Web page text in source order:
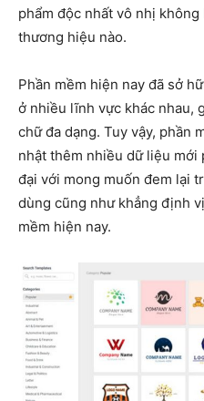
phẩm độc nhất vô nhị
thương hiệu nào.
Phần mềm hiện nay đã sở
ở nhiều lĩnh vực khác nhau,
chữ đa dạng. Tuy vậy, phần
nhật thêm nhiều dữ liệu
đại với mong muốn đem lại
dùng cũng như khẳng định
mềm hiện nay.